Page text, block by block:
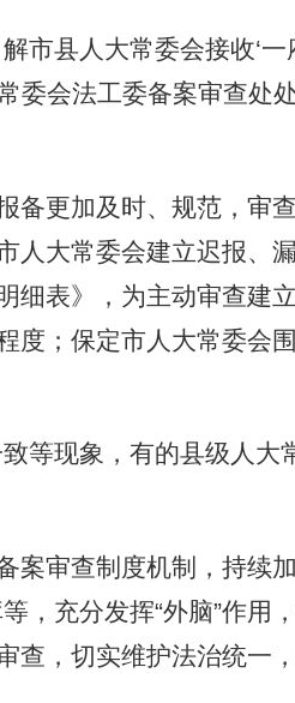
市县人大常委会接收‘一
委会法工委备案审查处
更加及时、规范，审
人大常委会建立迟报、
细表》，为主动审查建
度；保定市人大常委会
等现象，有的县级人大
审查制度机制，持续
，充分发挥“外脑”作用
查，切实维护法治统一